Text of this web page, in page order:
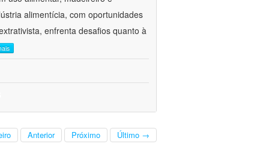
alimentícia, com oportunidades
enfrenta desafios quanto à
Anterior Próximo Último →